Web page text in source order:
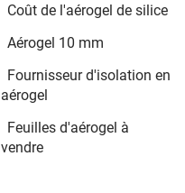
Coût de l'aérogel de silice
Aérogel 10 mm
Fournisseur d'isolation en
aérogel
Feuilles d'aérogel à
vendre